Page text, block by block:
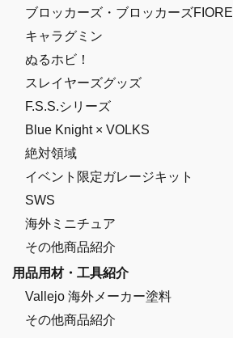
ブロッカーズ・ブロッカーズFIORE
キャラグミン
ぬるホビ！
スレイヤーズグッズ
F.S.S.シリーズ
Blue Knight × VOLKS
絶対領域
イベント限定ガレージキット
SWS
海外ミニチュア
その他商品紹介
用品用材・工具紹介
Vallejo 海外メーカー塗料
その他商品紹介